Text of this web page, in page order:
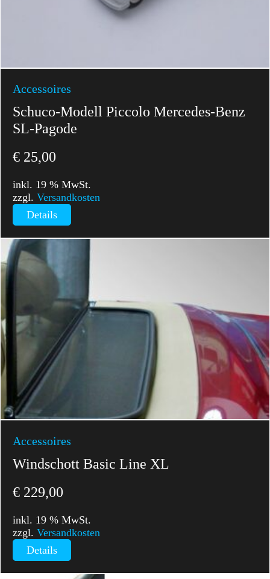
Accessoires
Schuco-Modell Piccolo Mercedes-Benz
SL-Pagode
€ 25,00
inkl. 19 % MwSt.
zzgl.Versandkosten
Details
Accessoires
Windschott Basic Line XL
€ 229,00
inkl. 19 % MwSt.
zzgl.Versandkosten
Details